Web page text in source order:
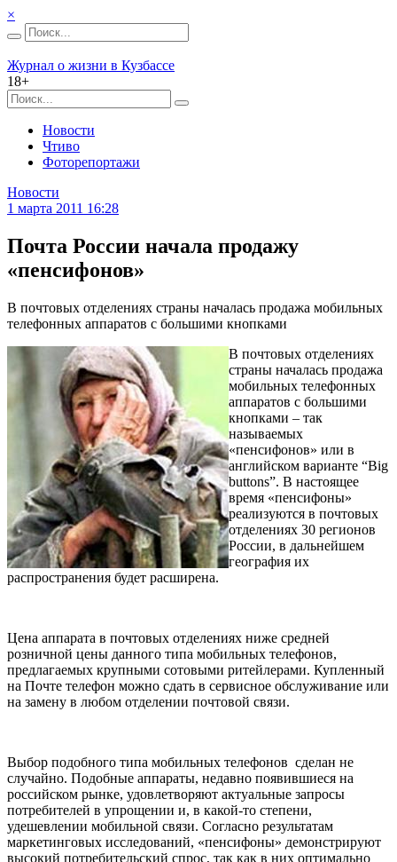
×
Журнал о жизни в Кузбассе
18+
Новости
Чтиво
Фоторепортажи
Новости
1 марта 2011 16:28
Почта России начала продажу
«пенсифонов»
В почтовых отделениях страны началась продажа мобильных
телефонных аппаратов с большими кнопками
В почтовых отделениях
страны началась продажа
мобильных телефонных
аппаратов с большими
кнопками – так
называемых
«пенсифонов» или в
английском варианте “Big
buttons”. В настоящее
время «пенсифоны»
реализуются в почтовых
отделениях 30 регионов
России, в дальнейшем
география их
распространения будет расширена.
Цена аппарата в почтовых отделениях ниже средней
розничной цены данного типа мобильных телефонов,
предлагаемых крупными сотовыми ритейлерами. Купленный
на Почте телефон можно сдать в сервисное обслуживание или
на замену в любом отделении почтовой связи.
Выбор подобного типа мобильных телефонов сделан не
случайно. Подобные аппараты, недавно появившиеся на
российском рынке, удовлетворяют актуальные запросы
потребителей в упрощении и, в какой-то степени,
удешевлении мобильной связи. Согласно результатам
маркетинговых исследований, «пенсифоны» демонстрируют
высокий потребительский спрос, так как в них оптимально